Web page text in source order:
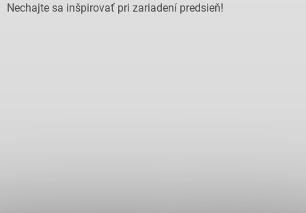
Nechajte sa inšpirovať pri zariadení predsieň!